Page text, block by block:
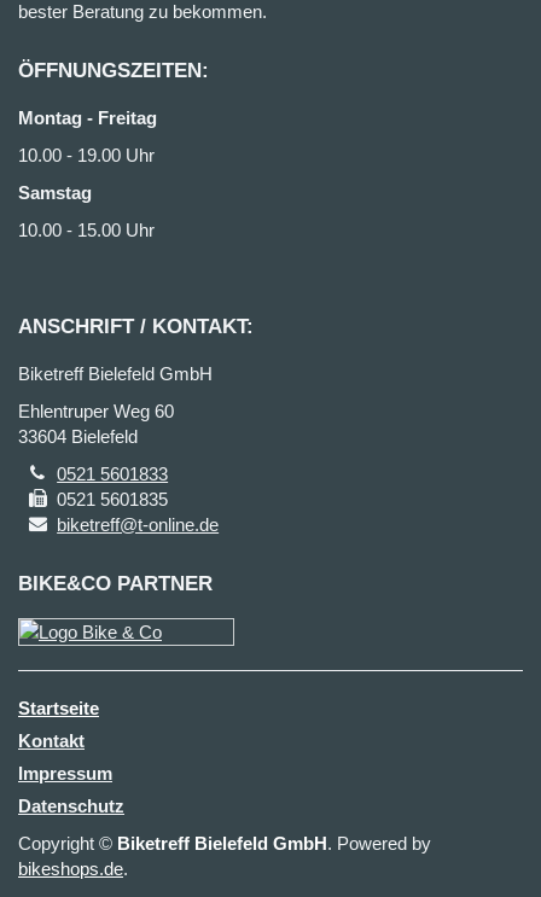
bester Beratung zu bekommen.
ÖFFNUNGSZEITEN:
Montag - Freitag
10.00 - 19.00 Uhr
Samstag
10.00 - 15.00 Uhr
ANSCHRIFT / KONTAKT:
Biketreff Bielefeld GmbH
Ehlentruper Weg 60
33604 Bielefeld
0521 5601833
0521 5601835
biketreff@t-online.de
BIKE&CO PARTNER
Startseite
Kontakt
Impressum
Datenschutz
Copyright © Biketreff Bielefeld GmbH. Powered by
bikeshops.de.